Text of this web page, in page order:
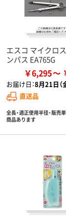
エスコ マイクロ
ンパス EA765G
￥6,295
お届け日：8月21日（
直送品
全長・適正使用半径・販売
商品あります